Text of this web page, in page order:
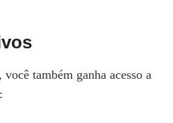
também ganha acesso a